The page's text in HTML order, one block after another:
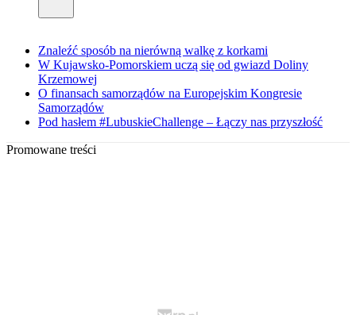
Znaleźć sposób na nierówną walkę z korkami
W Kujawsko-Pomorskiem uczą się od gwiazd Doliny
Krzemowej
O finansach samorządów na Europejskim Kongresie
Samorządów
Pod hasłem #LubuskieChallenge – Łączy nas przyszłość
Promowane treści